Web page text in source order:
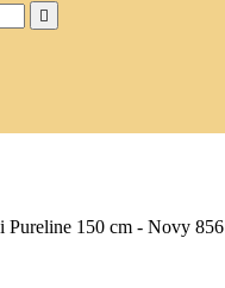

150 cm - Novy 856